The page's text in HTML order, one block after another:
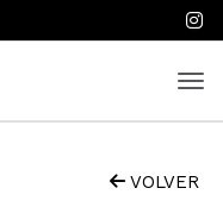
VOLVER